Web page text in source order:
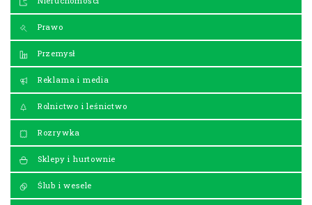
Prawo
Przemysł
Reklama i media
Rolnictwo i leśnictwo
Rozrywka
Sklepy i hurtownie
Ślub i wesele